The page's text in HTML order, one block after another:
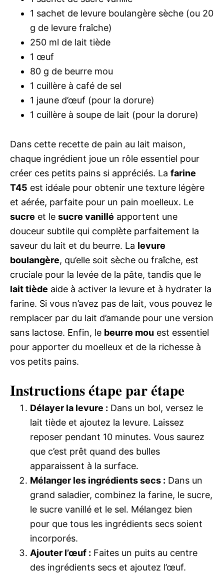
1 sachet de levure boulangère sèche (ou 20
g de levure fraîche)
250 ml de lait tiède
1 œuf
80 g de beurre mou
1 cuillère à café de sel
1 jaune d’œuf (pour la dorure)
1 cuillère à soupe de lait (pour la dorure)
Dans cette recette de pain au lait maison,
chaque ingrédient joue un rôle essentiel pour
créer ces petits pains si appréciés. La farine
T45 est idéale pour obtenir une texture légère
et aérée, parfaite pour un pain moelleux. Le
sucre et le sucre vanillé apportent une
douceur subtile qui complète parfaitement la
saveur du lait et du beurre. La levure
boulangère, qu’elle soit sèche ou fraîche, est
cruciale pour la levée de la pâte, tandis que le
lait tiède aide à activer la levure et à hydrater la
farine. Si vous n’avez pas de lait, vous pouvez le
remplacer par du lait d’amande pour une version
sans lactose. Enfin, le beurre mou est essentiel
pour apporter du moelleux et de la richesse à
vos petits pains.
Instructions étape par étape
Délayer la levure : Dans un bol, versez le
lait tiède et ajoutez la levure. Laissez
reposer pendant 10 minutes. Vous saurez
que c’est prêt quand des bulles
apparaissent à la surface.
Mélanger les ingrédients secs : Dans un
grand saladier, combinez la farine, le sucre,
le sucre vanillé et le sel. Mélangez bien
pour que tous les ingrédients secs soient
incorporés.
Ajouter l’œuf : Faites un puits au centre
des ingrédients secs et ajoutez l’œuf.